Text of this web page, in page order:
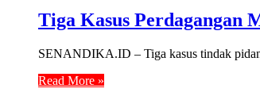
Tiga Kasus Perdagangan
SENANDIKA.ID – Tiga kasus tindak
Read More »